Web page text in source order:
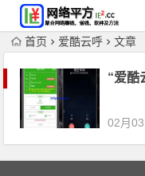
首页 爱酷云呼 文章
“爱酷
02月03